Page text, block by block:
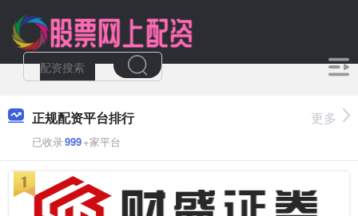
正规配资平台排行
已收录999+家平台
更多